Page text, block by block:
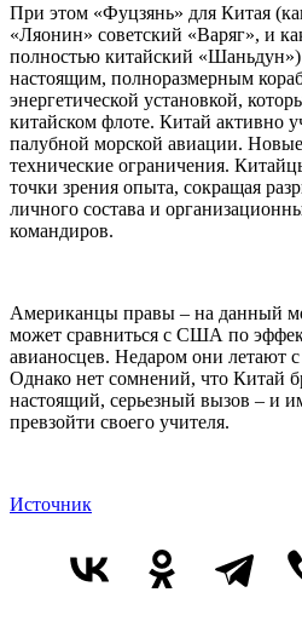
При этом «Фуцзянь» для Китая
«Ляонин» советский «Варяг», и
полностью китайский «Шаньдун»)
настоящим, полноразмерным
энергетической установкой,
китайском флоте. Китай
палубной морской авиации.
технические ограничения.
точки зрения опыта, сокращая
личного состава и
командиров.
Американцы правы – на данный
может сравниться с США по
авианосцев. Недаром они летают
Однако нет сомнений, что Китай
настоящий, серьезный вызов – и
превзойти своего учителя.
Источник